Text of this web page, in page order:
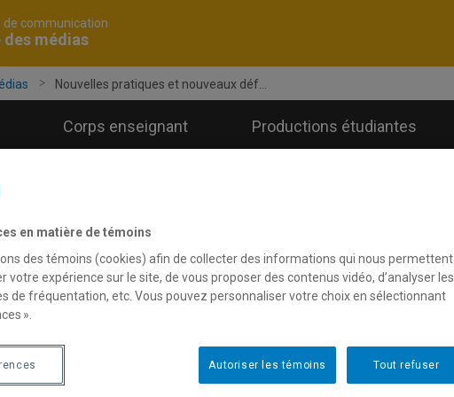
de communication
des médias
Nouvelles pratiques et nouveaux déf...
Corps enseignant Productions étudiantes
en matière de témoins
des témoins (cookies) afin de collecter des informations qui nous permettent
votre expérience sur le site, de vous proposer des contenus vidéo, d’analyser les
de fréquentation, etc. Vous pouvez personnaliser votre choix en sélectionnant
».
Tout refuser
Autoriser les témoins